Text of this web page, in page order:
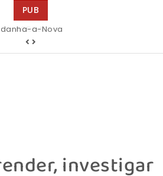
PUB
a-Nova
investigar